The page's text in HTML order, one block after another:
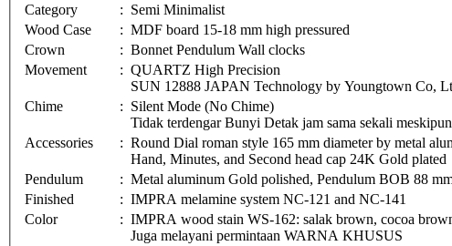
Category
: Semi Minimalist
Wood Case
: MDF board 15-18 mm high pressured
Crown
: Bonnet Pendulum Wall clocks
Movement
: QUARTZ High Precision
SUN 12888 JAPAN Technology by Youngtown Co,
Chime
: Silent Mode (No Chime)
Tidak terdengar Bunyi Detak jam sama sekali
Accessories
: Round Dial roman style 165 mm diameter by metal
Hand, Minutes, and Second head cap 24K Gold plated
Pendulum
: Metal aluminum Gold polished, Pendulum BOB 88
Finished
: IMPRA melamine system NC-121 and NC-141
Color
: IMPRA wood stain WS-162: salak brown, cocoa
Juga melayani permintaan WARNA KHUSUS